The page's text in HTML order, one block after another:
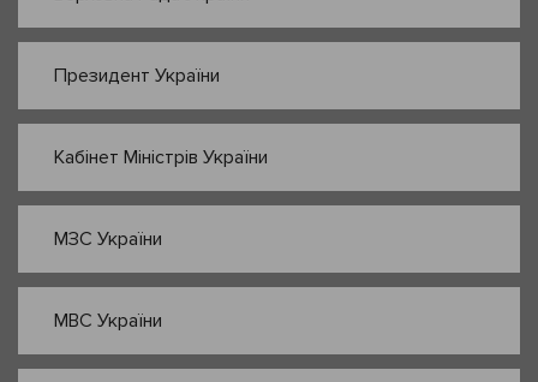
Президент України
Кабінет Міністрів України
МЗС України
МВС України